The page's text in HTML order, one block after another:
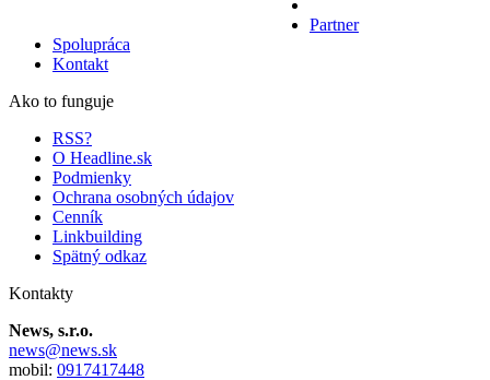
Partner
Spolupráca
Kontakt
Ako to funguje
RSS?
O Headline.sk
Podmienky
Ochrana osobných údajov
Cenník
Linkbuilding
Spätný odkaz
Kontakty
News, s.r.o.
news@news.sk
mobil: 0917417448